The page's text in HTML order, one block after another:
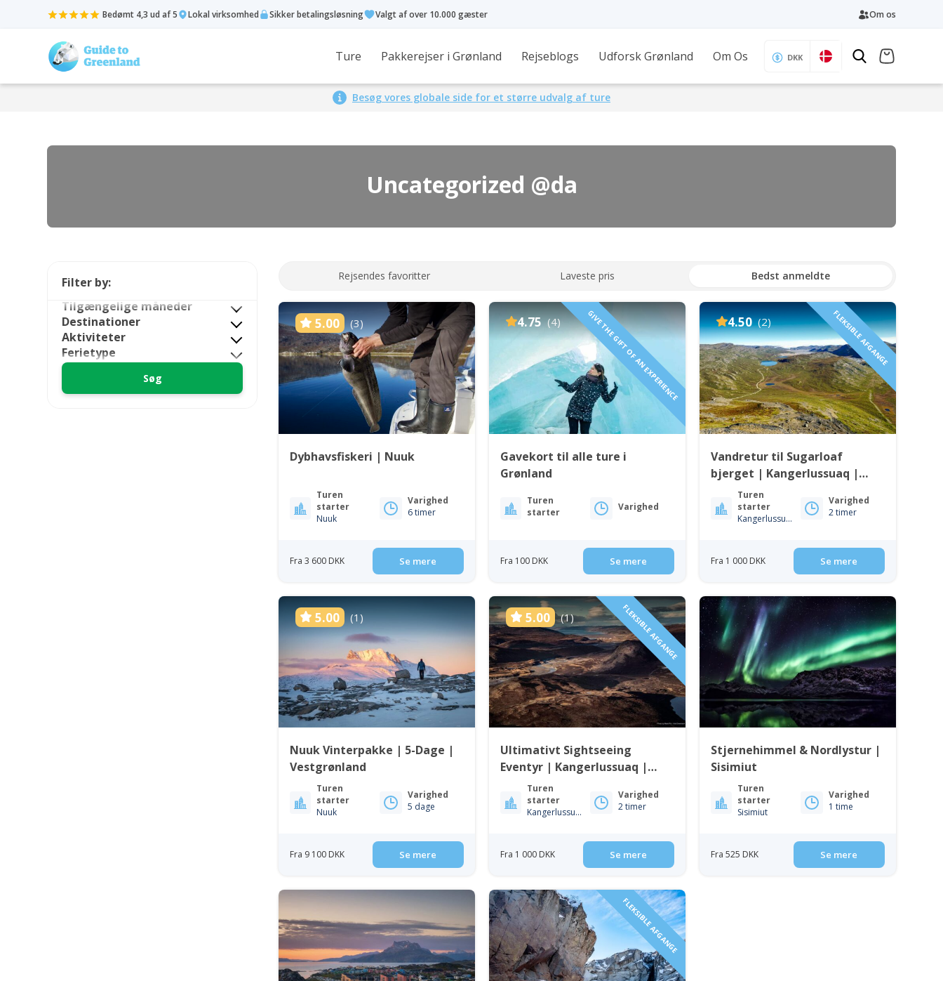
Bedømt 4,3 ud af 5 Lokal virksomhed Sikker betalingsløsning Valgt af over 10.000 gæster Om os
Ture Pakkerejser i Grønland Rejseblogs Udforsk Grønland Om Os DKK
Besøg vores globale side for et større udvalg af ture
Uncategorized @da
Rejsendes favoritter Laveste pris Bedst anmeldte
5.00 (3)
Dybhavsfiskeri | Nuuk
Turen
starter
Nuuk
Varighed
6 timer
Fra 3 600 DKK Se mere
4.75 (4) GIVE THE GIFT OF AN EXPERIENCE
Gavekort til alle ture i
Grønland
Turen
starter
Varighed
Fra 100 DKK Se mere
4.50 (2) FLEKSIBLE AFGANGE
Vandretur til Sugarloaf
bjerget | Kangerlussuaq |
Vestgrønland
Turen
starter
Kangerlussuaq
Varighed
2 timer
Fra 1 000 DKK Se mere
5.00 (1)
Nuuk Vinterpakke | 5-Dage |
Vestgrønland
Turen
starter
Nuuk
Varighed
5 dage
Fra 9 100 DKK Se mere
5.00 (1) FLEKSIBLE AFGANGE
Ultimativt Sightseeing
Eventyr | Kangerlussuaq |
Vestgrønland
Turen
starter
Kangerlussuaq
Varighed
2 timer
Fra 1 000 DKK Se mere
Stjernehimmel & Nordlystur |
Sisimiut
Turen
starter
Sisimiut
Varighed
1 time
Fra 525 DKK Se mere
FLEKSIBLE AFGANGE
Filter by:
Tilgængelige måneder
Destinationer
Aktiviteter
Ferietype